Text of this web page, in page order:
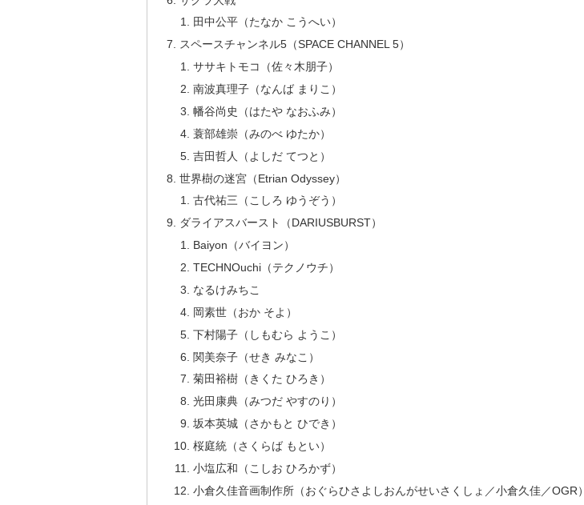
田中公平（たなか こうへい）
スペースチャンネル5（SPACE CHANNEL 5）
ササキトモコ（佐々木朋子）
南波真理子（なんば まりこ）
幡谷尚史（はたや なおふみ）
蓑部雄崇（みのべ ゆたか）
吉田哲人（よしだ てつと）
世界樹の迷宮（Etrian Odyssey）
古代祐三（こしろ ゆうぞう）
ダライアスバースト（DARIUSBURST）
Baiyon（バイヨン）
TECHNOuchi（テクノウチ）
なるけみちこ
岡素世（おか そよ）
下村陽子（しもむら ようこ）
関美奈子（せき みなこ）
菊田裕樹（きくた ひろき）
光田康典（みつだ やすのり）
坂本英城（さかもと ひでき）
桜庭統（さくらば もとい）
小塩広和（こしお ひろかず）
小倉久佳音画制作所（おぐらひさよしおんがせいさくしょ／小倉久佳／OGR）